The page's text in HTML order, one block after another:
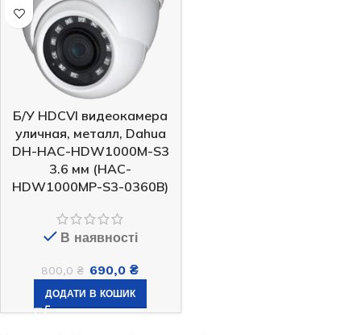
Б/У HDCVI видеокамера
уличная, металл, Dahua
DH-HAC-HDW1000M-S3
3.6 мм (HAC-
HDW1000MP-S3-0360B)
В наявності
800,0₴ 690,0 ₴
ДОДАТИ В КОШИК